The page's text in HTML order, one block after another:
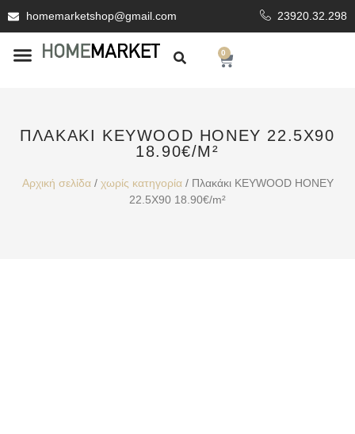
homemarketshop@gmail.com 23920.32.298
0
ΠΛΑΚΆΚΙ KEYWOOD HONEY 22.5X90
18.90€/M²
Αρχική σελίδα/ χωρίς κατηγορία/ Πλακάκι KEYWOOD HONEY
22.5X90 18.90€/m²